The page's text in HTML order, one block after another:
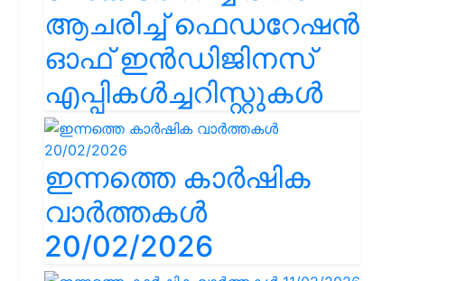
ആചരിച്ച് ഫെഡറേഷൻ
ഓഫ് ഇൻഡിജിനസ്
എപ്പികൾച്ചറിസ്റ്റുകൾ
ഇന്നത്തെ കാർഷിക
വാർത്തകൾ
20/02/2026